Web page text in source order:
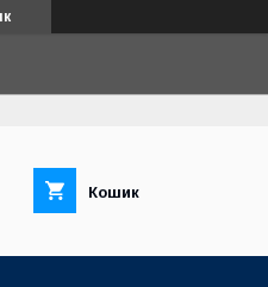
Кошик